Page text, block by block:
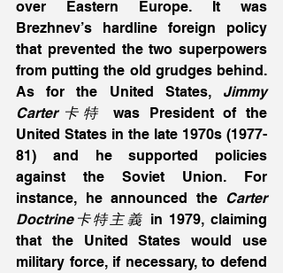
over Eastern Europe. It was
Brezhnev’s hardline foreign policy
that prevented the two superpowers
from putting the old grudges behind.
As for the United States, Jimmy
Carter卡特
was President of the
United States in the late 1970s (1977-
81) and he supported policies
against the Soviet Union. For
instance, he announced the Carter
Doctrine卡特主義 in 1979, claiming
that the United States would use
military force, if necessary, to defend